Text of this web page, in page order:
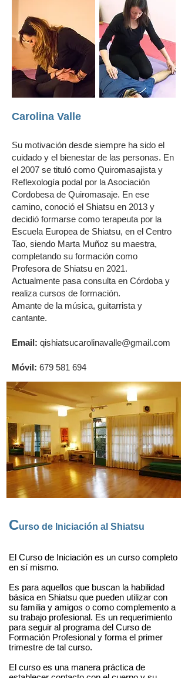
Carolina Valle
Su motivación desde siempre ha sido el
cuidado y el bienestar de las personas. En
el 2007 se tituló como Quiromasajista y
Reflexología podal por la Asociación
Cordobesa de Quiromasaje. En ese
camino, conoció el Shiatsu en 2013 y
decidió formarse como terapeuta por la
Escuela Europea de Shiatsu, en el Centro
Tao, siendo Marta Muñoz su maestra,
completando su formación como
Profesora de Shiatsu en 2021.
Actualmente pasa consulta en Córdoba y
realiza cursos de formación.
Amante de la música, guitarrista y
cantante.
Email: qishiatsucarolinavalle@gmail.com
Móvil: 679 581 694
Curso de Iniciación al Shiatsu
El Curso de Iniciación es un curso completo
en sí mismo.
Es para aquellos que buscan la habilidad
básica en Shiatsu que pueden utilizar con
su familia y amigos o como complemento a
su trabajo profesional. Es un requerimiento
para seguir al programa del Curso de
Formación Profesional y forma el primer
trimestre de tal curso.
El curso es una manera práctica de